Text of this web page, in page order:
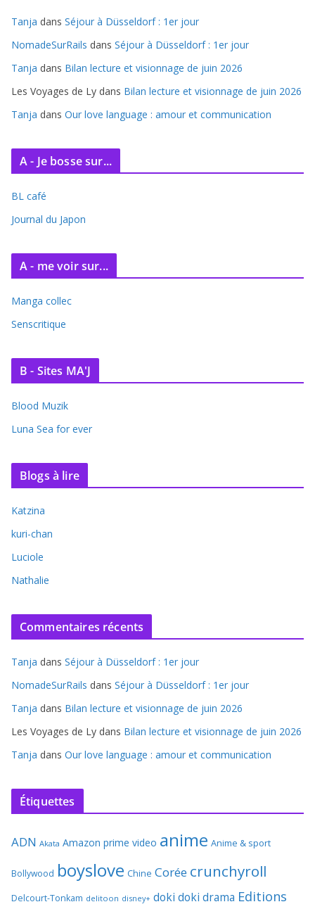
v
e
s
Tanja dans Séjour à Düsseldorf : 1er jour
NomadeSurRails dans Séjour à Düsseldorf : 1er jour
Tanja dans Bilan lecture et visionnage de juin 2026
Les Voyages de Ly dans Bilan lecture et visionnage de juin 2026
Tanja dans Our love language : amour et communication
A - Je bosse sur...
BL café
Journal du Japon
A - me voir sur...
Manga collec
Senscritique
B - Sites MA'J
Blood Muzik
Luna Sea for ever
Blogs à lire
Katzina
kuri-chan
Luciole
Nathalie
Commentaires récents
Tanja dans Séjour à Düsseldorf : 1er jour
NomadeSurRails dans Séjour à Düsseldorf : 1er jour
Tanja dans Bilan lecture et visionnage de juin 2026
Les Voyages de Ly dans Bilan lecture et visionnage de juin 2026
Tanja dans Our love language : amour et communication
Étiquettes
ADN Akata Amazon prime video anime Anime & sport
Bollywood boyslove Chine Corée crunchyroll
Delcourt-Tonkam delitoon disney+ doki doki drama Editions